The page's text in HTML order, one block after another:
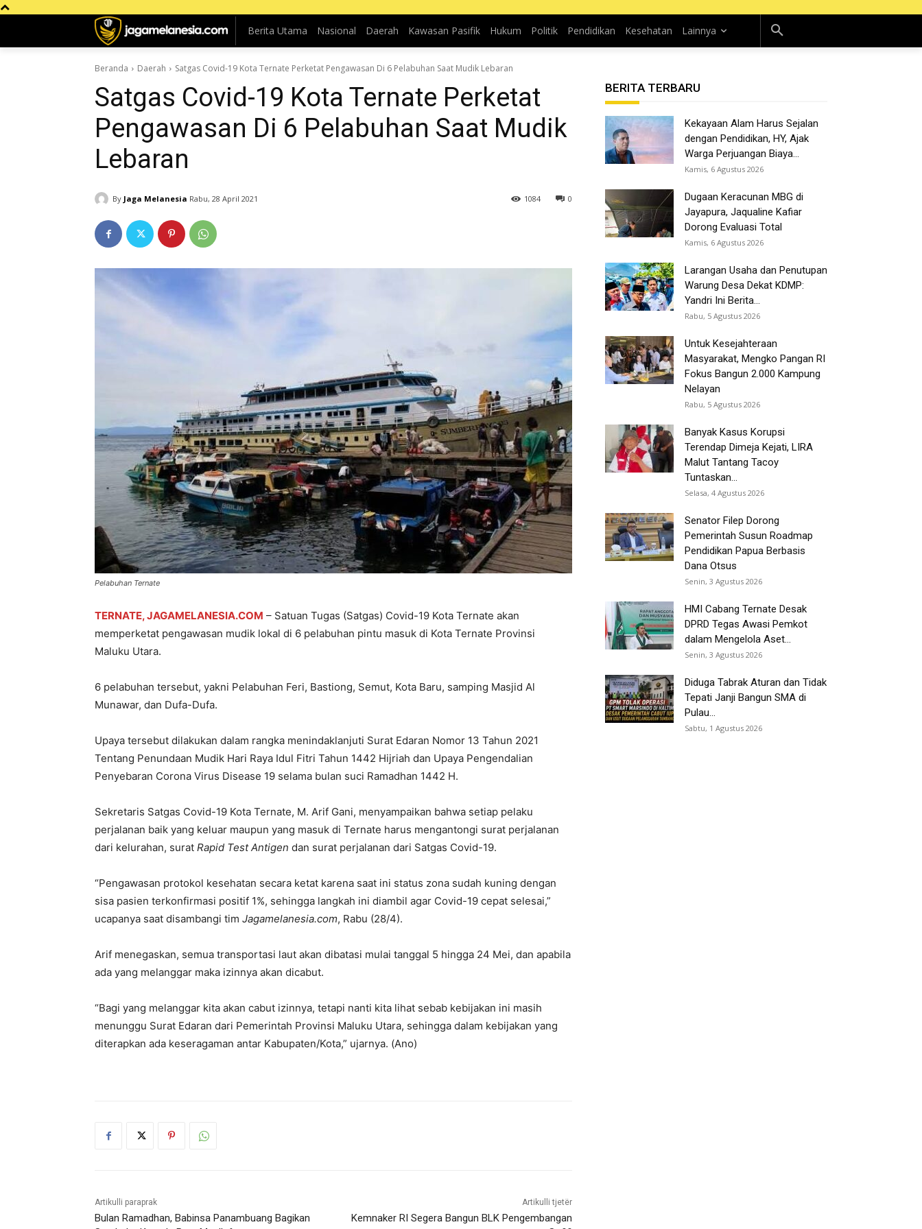
Berita Utama Nasional Daerah Kawasan Pasifik Hukum Politik Pendidikan Kesehatan Lainnya
Beranda Daerah Satgas Covid-19 Kota Ternate Perketat Pengawasan Di 6 Pelabuhan Saat Mudik Lebaran
Satgas Covid-19 Kota Ternate Perketat
Pengawasan Di 6 Pelabuhan Saat Mudik
Lebaran
By Jaga Melanesia Rabu, 28 April 2021 0
1084
Pelabuhan Ternate
TERNATE, JAGAMELANESIA.COM – Satuan Tugas (Satgas) Covid-19 Kota Ternate akan
memperketat pengawasan mudik lokal di 6 pelabuhan pintu masuk di Kota Ternate Provinsi
Maluku Utara.
6 pelabuhan tersebut, yakni Pelabuhan Feri, Bastiong, Semut, Kota Baru, samping Masjid Al
Munawar, dan Dufa-Dufa.
Upaya tersebut dilakukan dalam rangka menindaklanjuti Surat Edaran Nomor 13 Tahun 2021
Tentang Penundaan Mudik Hari Raya Idul Fitri Tahun 1442 Hijriah dan Upaya Pengendalian
Penyebaran Corona Virus Disease 19 selama bulan suci Ramadhan 1442 H.
Sekretaris Satgas Covid-19 Kota Ternate, M. Arif Gani, menyampaikan bahwa setiap pelaku
perjalanan baik yang keluar maupun yang masuk di Ternate harus mengantongi surat perjalanan
dari kelurahan, surat Rapid Test Antigen dan surat perjalanan dari Satgas Covid-19.
“Pengawasan protokol kesehatan secara ketat karena saat ini status zona sudah kuning dengan
sisa pasien terkonfirmasi positif 1%, sehingga langkah ini diambil agar Covid-19 cepat selesai,”
ucapanya saat disambangi tim Jagamelanesia.com, Rabu (28/4).
Arif menegaskan, semua transportasi laut akan dibatasi mulai tanggal 5 hingga 24 Mei, dan apabila
ada yang melanggar maka izinnya akan dicabut.
“Bagi yang melanggar kita akan cabut izinnya, tetapi nanti kita lihat sebab kebijakan ini masih
menunggu Surat Edaran dari Pemerintah Provinsi Maluku Utara, sehingga dalam kebijakan yang
diterapkan ada keseragaman antar Kabupaten/Kota,” ujarnya. (Ano)
Artikulli paraprak
Bulan Ramadhan, Babinsa Panambuang Bagikan
Artikulli tjetër
Kemnaker RI Segera Bangun BLK Pengembangan
BERITA TERBARU
Kekayaan Alam Harus Sejalan
dengan Pendidikan, HY, Ajak
Warga Perjuangan Biaya...
Kamis, 6 Agustus 2026
Dugaan Keracunan MBG di
Jayapura, Jaqualine Kafiar
Dorong Evaluasi Total
Kamis, 6 Agustus 2026
Larangan Usaha dan Penutupan
Warung Desa Dekat KDMP:
Yandri Ini Berita...
Rabu, 5 Agustus 2026
Untuk Kesejahteraan
Masyarakat, Mengko Pangan RI
Fokus Bangun 2.000 Kampung
Nelayan
Rabu, 5 Agustus 2026
Banyak Kasus Korupsi
Terendap Dimeja Kejati, LIRA
Malut Tantang Tacoy
Tuntaskan...
Selasa, 4 Agustus 2026
Senator Filep Dorong
Pemerintah Susun Roadmap
Pendidikan Papua Berbasis
Dana Otsus
Senin, 3 Agustus 2026
HMI Cabang Ternate Desak
DPRD Tegas Awasi Pemkot
dalam Mengelola Aset...
Senin, 3 Agustus 2026
Diduga Tabrak Aturan dan Tidak
Tepati Janji Bangun SMA di
Pulau...
Sabtu, 1 Agustus 2026